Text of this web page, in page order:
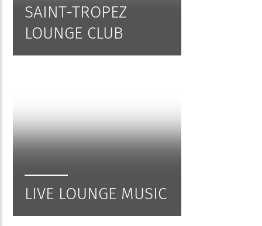
SAINT-TROPEZ
LOUNGE CLUB
LIVE LOUNGE MUSIC